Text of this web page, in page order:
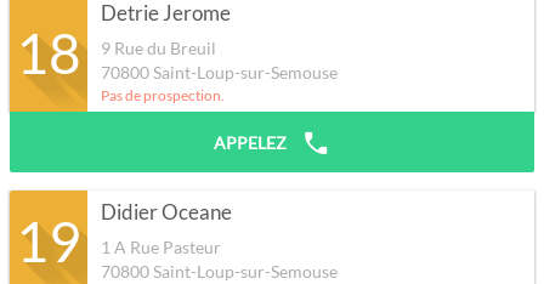
18
Detrie Jerome
9 Rue du Breuil
70800Saint-Loup-sur-Semouse
Pas de prospection.
APPELEZ
19 Didier Oceane
1 A Rue Pasteur
70800Saint-Loup-sur-Semouse